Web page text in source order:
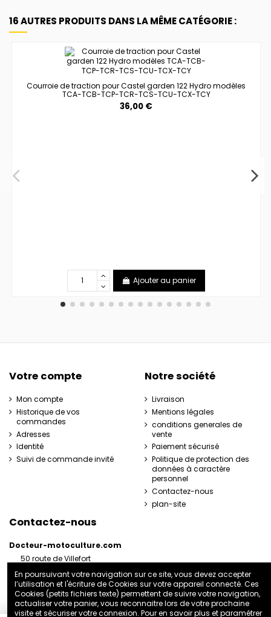
16 AUTRES PRODUITS DANS LA MÊME CATÉGORIE :
Courroie de traction pour Castel garden 122 Hydro modèles
TCA-TCB-TCP-TCR-TCS-TCU-TCX-TCY
36,00 €
Ajouter au panier
Votre compte
Mon compte
Historique de vos
commandes
Adresses
Identité
Suivi de commande invité
Notre société
Livraison
Mentions légales
conditions generales de
vente
Paiement sécurisé
Politique de protection des
données à caractère
personnel
Contactez-nous
plan-site
Contactez-nous
Docteur-motoculture.com
50 route de Villefort
France
06 35 41 62 07
docteurmotoculture2@gmail.com
En poursuivant votre navigation sur ce site, vous devez accepter
l’utilisation et l'écriture de Cookies sur votre appareil connecté. Ces
Cookies (petits fichiers texte) permettent de suivre votre navigation,
actualiser votre panier, vous reconnaitre lors de votre prochaine
visite et sécuriser votre connexion. Pour en savoir plus et paramétrer